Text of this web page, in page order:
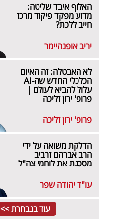
האלוף איבד שליטה:
מדוע מפקד פיקוד מרכז
חייב ללכת?
יריב אופנהיימר
לא האבטלה: זה האיום
הכלכלי החדש שה-AI
עלול להביא לעולם |
פרופ' ירון זליכה
פרופ' ירון זליכה
הדלקת משואה על ידי
הרב אברהם זרביב
מסכנת את לוחמי צה"ל
עו"ד יהודה שפר
עוד בנבחרת >>